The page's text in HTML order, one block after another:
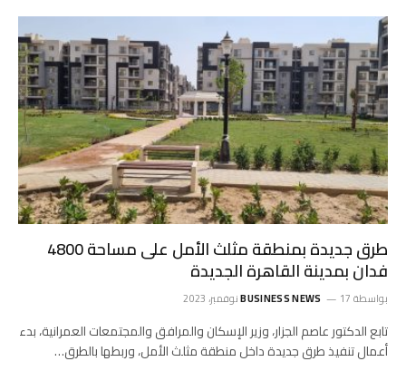
طرق جديدة بمنطقة مثلث الأمل على مساحة 4800
فدان بمدينة القاهرة الجديدة
بواسطة BUSINESS NEWS 17 نوفمبر، 2023
تابع الدكتور عاصم الجزار، وزير الإسكان والمرافق والمجتمعات العمرانية، بدء
أعمال تنفيذ طرق جديدة داخل منطقة مثلث الأمل، وربطها بالطرق…